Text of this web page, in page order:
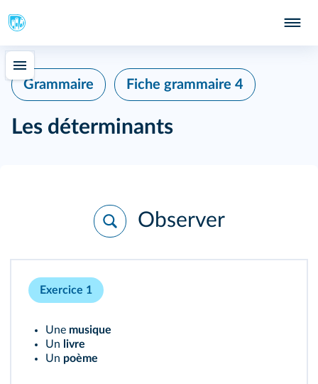
Grammaire Fiche grammaire 4
Les déterminants
Observer
Exercice 1
Une musique
Un livre
Un poème